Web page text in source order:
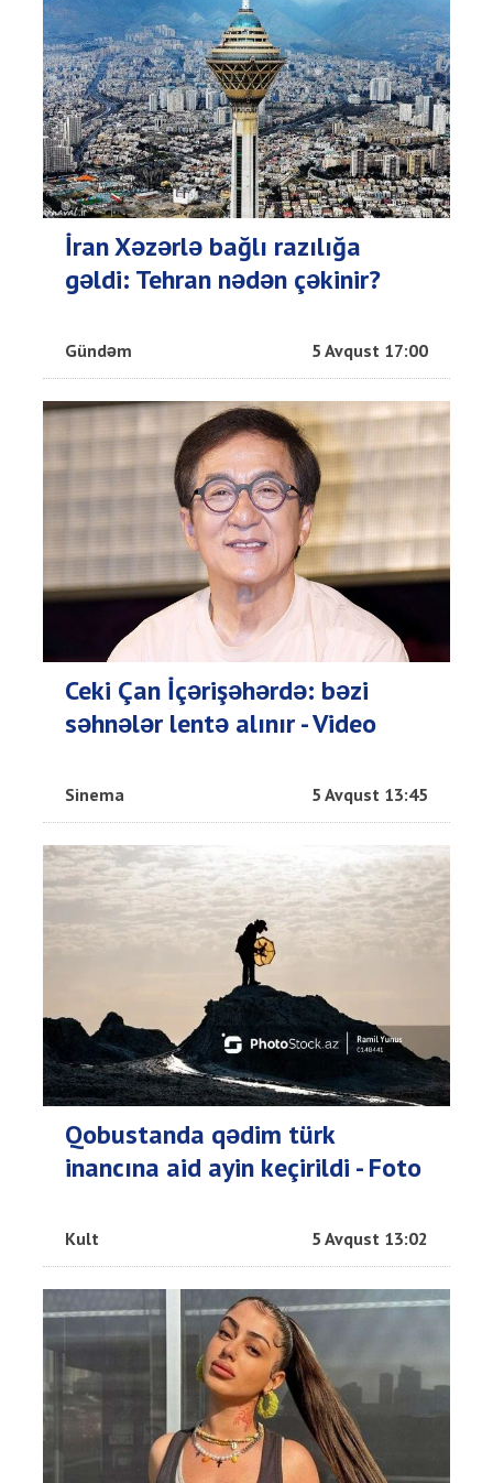
İran Xəzərlə bağlı razılığa
gəldi: Tehran nədən çəkinir?
Gündəm 5 Avqust 17:00
Ceki Çan İçərişəhərdə: bəzi
səhnələr lentə alınır - Video
Sinema 5 Avqust 13:45
Qobustanda qədim türk
inancına aid ayin keçirildi - Foto
Kult 5 Avqust 13:02